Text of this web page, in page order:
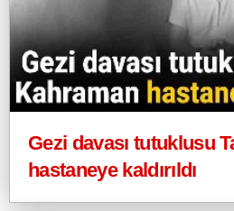
Gezi davası tutuklusu
hastaneye kaldırıldı